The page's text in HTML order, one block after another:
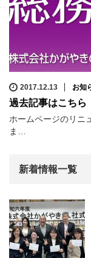
2017.12.13 お知
過去記事はこちら
ホームページのリニ
ま…
新着情報一覧